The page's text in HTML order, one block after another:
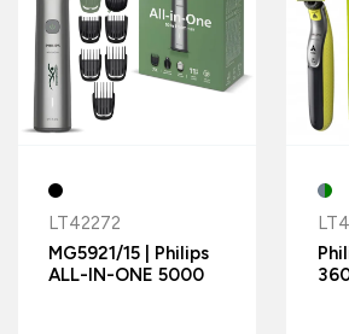
LT42272
MG5921/15 | Philips
ALL-IN-ONE 5000